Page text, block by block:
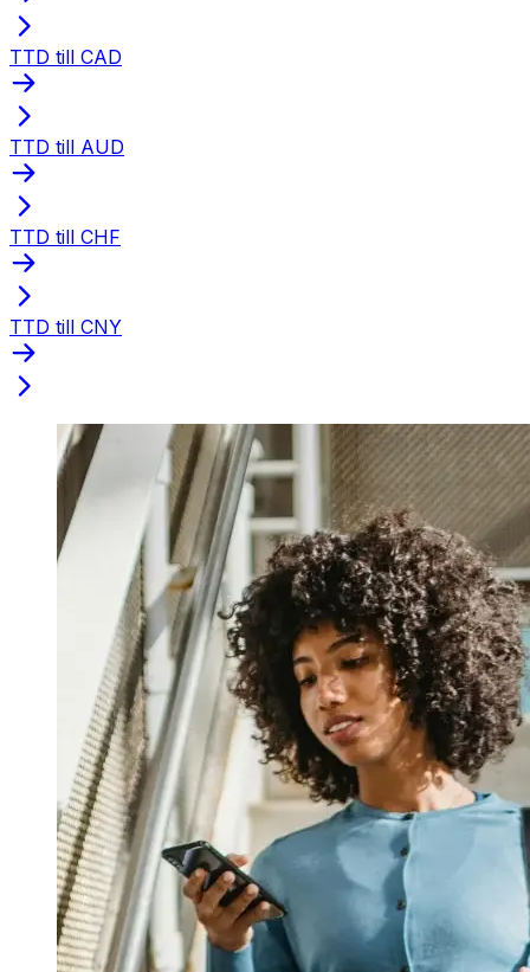
TTD till CAD
TTD till AUD
TTD till CHF
TTD till CNY